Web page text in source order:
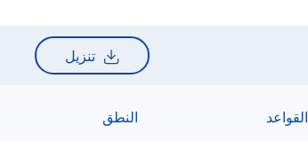
تنزيل
القواعد النطق